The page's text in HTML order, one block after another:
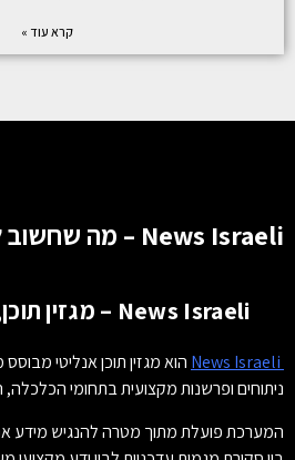
קרא עוד »
News Israeli – מה שחשוב לדעת עכשיו
News Israeli – מגזין תוכן, חדשות ומומחים
הוא מגזין תוכן אנליטי
ניתוחים ופרשנות מקצועית בתחומי הכלכלה,
המערכת פועלת מתוך מטרה להנגיש מידע